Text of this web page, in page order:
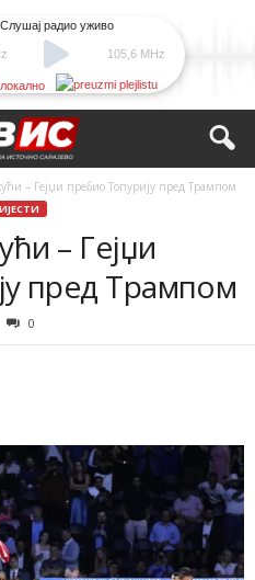
Слушај радио уживо
105,6 MHz
– Гејџи пребио Топурију пред Трампом
– Гејџи
пред Трампом
0